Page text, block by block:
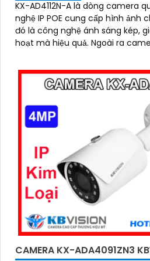
KX-AD4112N-A là dòng camera
nghệ IP POE cung cấp hình ảnh
đó là công nghệ ánh sáng kép,
hoạt mà hiệu quả. Ngoài ra camera IP KX-AD4112N-A
bị tính năng phát hiện người
CAMERA KX-ADA4091ZN3